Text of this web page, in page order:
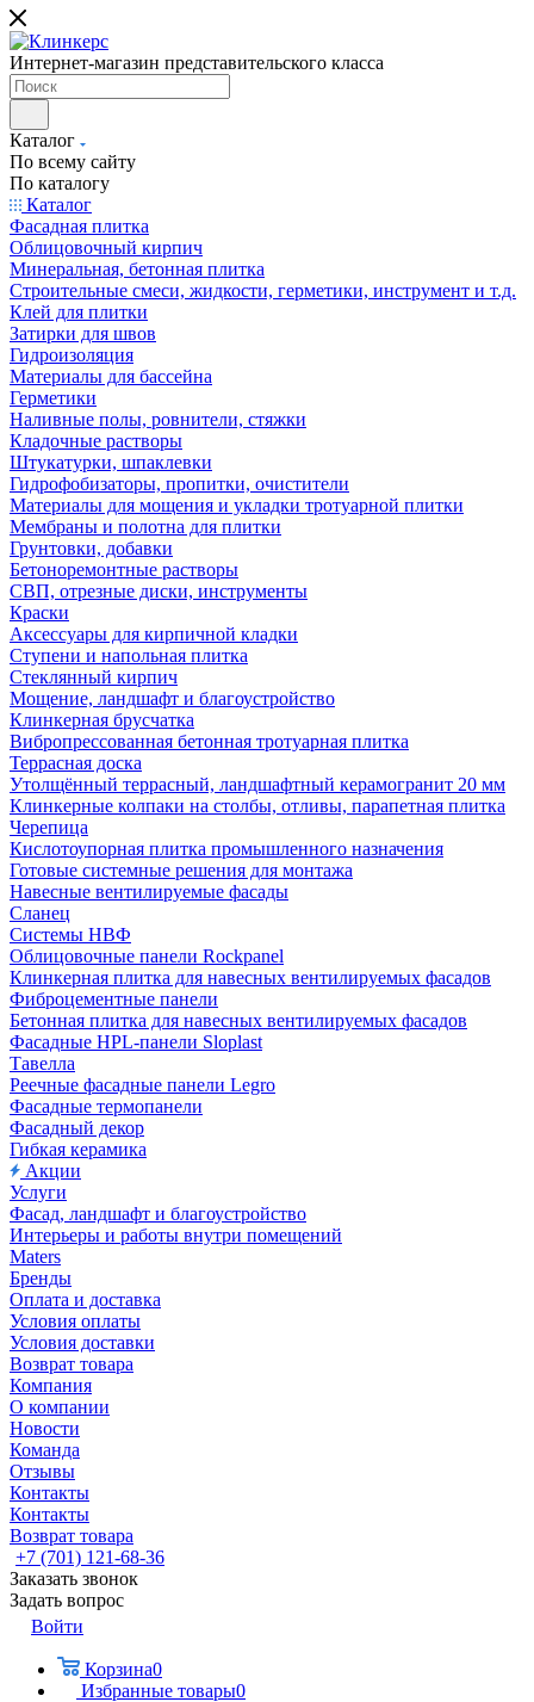
Интернет-магазин представительского класса
Каталог
По всему сайту
По каталогу
Каталог
Фасадная плитка
Облицовочный кирпич
Минеральная, бетонная плитка
Строительные смеси, жидкости, герметики, инструмент и т.д.
Клей для плитки
Затирки для швов
Гидроизоляция
Материалы для бассейна
Герметики
Наливные полы, ровнители, стяжки
Кладочные растворы
Штукатурки, шпаклевки
Гидрофобизаторы, пропитки, очистители
Материалы для мощения и укладки тротуарной плитки
Мембраны и полотна для плитки
Грунтовки, добавки
Бетоноремонтные растворы
СВП, отрезные диски, инструменты
Краски
Аксессуары для кирпичной кладки
Ступени и напольная плитка
Cтеклянный кирпич
Мощение, ландшафт и благоустройство
Клинкерная брусчатка
Вибропрессованная бетонная тротуарная плитка
Террасная доска
Утолщённый террасный, ландшафтный керамогранит 20 мм
Клинкерные колпаки на столбы, отливы, парапетная плитка
Черепица
Кислотоупорная плитка промышленного назначения
Готовые системные решения для монтажа
Навесные вентилируемые фасады
Сланец
Системы НВФ
Облицовочные панели Rockpanel
Клинкерная плитка для навесных вентилируемых фасадов
Фиброцементные панели
Бетонная плитка для навесных вентилируемых фасадов
Фасадные HPL-панели Sloplast
Тавелла
Реечные фасадные панели Legro
Фасадные термопанели
Фасадный декор
Гибкая керамика
Акции
Услуги
Фасад, ландшафт и благоустройство
Интерьеры и работы внутри помещений
Maters
Бренды
Оплата и доставка
Условия оплаты
Условия доставки
Возврат товара
Компания
О компании
Новости
Команда
Отзывы
Контакты
Контакты
Возврат товара
+7 (701) 121-68-36
Заказать звонок
Задать вопрос
Войти
Корзина0
Избранные товары0